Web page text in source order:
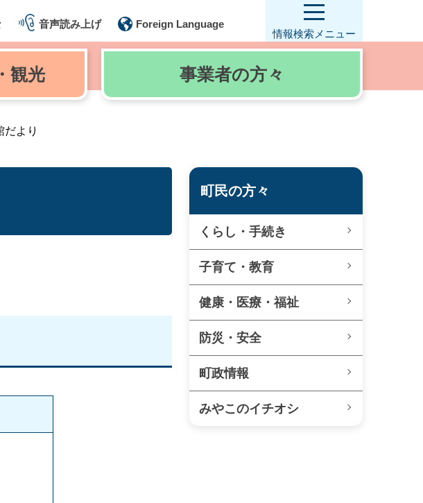
音声読み上げ
Foreign Language
情報検索 メニュー
観光 事業者の方々
より
町民の方々
くらし・手続き
子育て・教育
健康・医療・福祉
防災・安全
町政情報
みやこのイチオシ